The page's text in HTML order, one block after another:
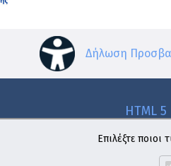
Δήλωση
HTML 5
Επιλέξτε ποιοι